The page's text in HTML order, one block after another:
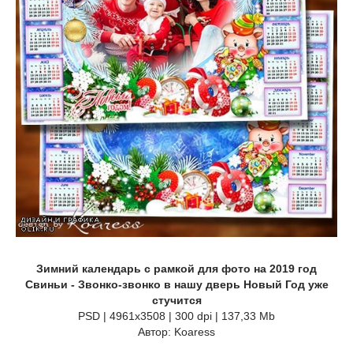
Зимний календарь с рамкой для фото на 2019 год
Свиньи - Звонко-звонко в нашу дверь Новый Год уже
стучится
PSD | 4961x3508 | 300 dpi | 137,33 Mb
Автор: Koaress